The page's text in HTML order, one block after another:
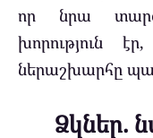
որ նրա
խորություն
ներաշխարհը
Ձկներ.